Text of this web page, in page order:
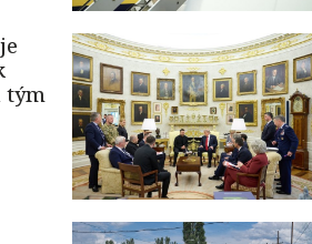
tým